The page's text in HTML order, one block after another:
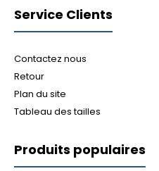
Service Clients
Contactez nous
Retour
Plan du site
Tableau des tailles
Produits populaires